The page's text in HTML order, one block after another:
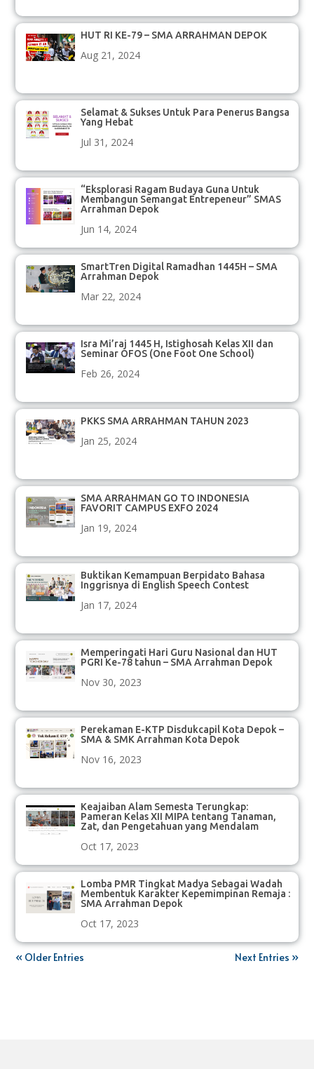
HUT RI KE-79 – SMA ARRAHMAN DEPOK
Aug 21, 2024
Selamat & Sukses Untuk Para Penerus Bangsa
Yang Hebat
Jul 31, 2024
“Eksplorasi Ragam Budaya Guna Untuk
Membangun Semangat Entrepeneur” SMAS
Arrahman Depok
Jun 14, 2024
SmartTren Digital Ramadhan 1445H – SMA
Arrahman Depok
Mar 22, 2024
Isra Mi’raj 1445 H, Istighosah Kelas XII dan
Seminar OFOS (One Foot One School)
Feb 26, 2024
PKKS SMA ARRAHMAN TAHUN 2023
Jan 25, 2024
SMA ARRAHMAN GO TO INDONESIA
FAVORIT CAMPUS EXFO 2024
Jan 19, 2024
Buktikan Kemampuan Berpidato Bahasa
Inggrisnya di English Speech Contest
Jan 17, 2024
Memperingati Hari Guru Nasional dan HUT
PGRI Ke-78 tahun – SMA Arrahman Depok
Nov 30, 2023
Perekaman E-KTP Disdukcapil Kota Depok –
SMA & SMK Arrahman Kota Depok
Nov 16, 2023
Keajaiban Alam Semesta Terungkap:
Pameran Kelas XII MIPA tentang Tanaman,
Zat, dan Pengetahuan yang Mendalam
Oct 17, 2023
Lomba PMR Tingkat Madya Sebagai Wadah
Membentuk Karakter Kepemimpinan Remaja :
SMA Arrahman Depok
Oct 17, 2023
« Older Entries Next Entries »